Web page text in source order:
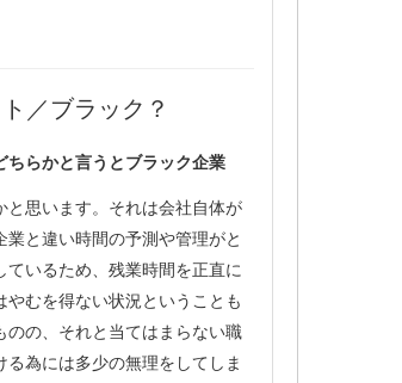
／ブラック？
ちらかと言うとブラック企業
と思います。それは会社自体が
と違い時間の予測や管理がと
いるため、残業時間を正直に
むを得ない状況ということも
のの、それと当てはまらない職
為には多少の無理をしてしま